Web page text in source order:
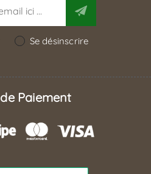
Se désinscrire
Paiement